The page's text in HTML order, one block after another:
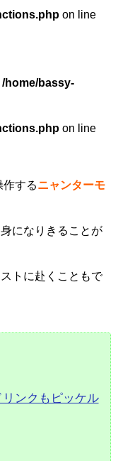
on line
/home/bassy-
on line
するニャンターモ
になりきることが
トに赴くこともで
ンクもピッケル